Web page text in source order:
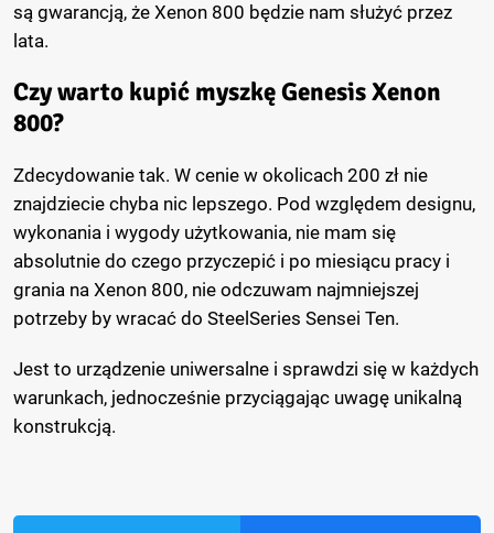
są gwarancją, że Xenon 800 będzie nam służyć przez
lata.
Czy warto kupić myszkę Genesis Xenon
800?
Zdecydowanie tak. W cenie w okolicach 200 zł nie
znajdziecie chyba nic lepszego. Pod względem designu,
wykonania i wygody użytkowania, nie mam się
absolutnie do czego przyczepić i po miesiącu pracy i
grania na Xenon 800, nie odczuwam najmniejszej
potrzeby by wracać do SteelSeries Sensei Ten.
Jest to urządzenie uniwersalne i sprawdzi się w każdych
warunkach, jednocześnie przyciągając uwagę unikalną
konstrukcją.